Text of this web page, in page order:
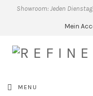
Showroom: Jeden
Mein
MENU